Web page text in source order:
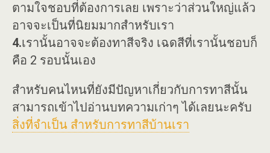
ตามใจชอบที่ต้องการเลย เพราะว่าส่วนใหญ่แล้ว
อาจจะเป็นที่นิยมมากสำหรับเรา
4.เรานั้นอาจจะต้องทาสีจริง เฉดสีที่เรานั้นชอบก็
คือ 2 รอบนั้นเอง
สำหรับคนไหนที่ยังมีปัญหาเกี่ยวกับการทาสีนั้น
สามารถเข้าไปอ่านบทความเก่าๆ ได้เลยนะครับ
สิ่งที่จำเป็น สำหรับการทาสีบ้านเรา